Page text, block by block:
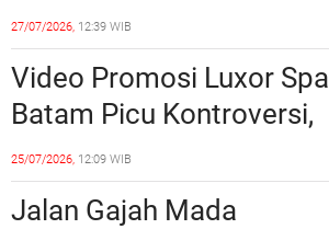
Minta Maaf, Konten
Langsung Di-Takedown
27/07/2026, 12:39 WIB
Video Promosi Luxor Spa
Batam Picu Kontroversi,
Dinilai Bermuatan Sensual
25/07/2026, 12:09 WIB
Jalan Gajah Mada